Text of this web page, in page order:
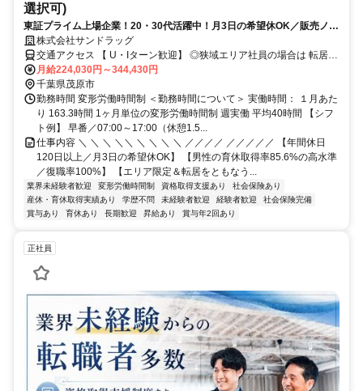
選択可)
東証プライム上場企業！20・30代活躍中！月3日の希望休OK／販売ノル
マなし／年収例32歳SV816万円／販促企画～商品管理など店舗運営がメ
インの仕事
株式会社サンドラッグ
交通アクセス 【 U・Iターン歓迎】 ◎狭域エリア社員の場合は 転居を
伴う転勤はありません。 ◎マイカー通勤OK
月給224,030円～344,430円
千葉県茂原市
勤務時間 変形労働時間制 ＜勤務時間について＞ 実働時間： １月あた
り 163.3時間 1ヶ月単位の変形労働時間制 週実働 平均40時間 【シフ
ト例】 早番／07:00～17:00（休憩1.5...
仕事内容 ＼ ＼ ＼ ＼＼ ＼ ＼ ＼ ＼ ／／／／ ／／／／／ 【年間休日
120日以上／月3日の希望休OK】 【男性の育休取得率85.6%の高水準
／復職率100%】 【エリア限定＆転居をともなう...
業界未経験者歓迎 変形労働時間制 資格取得支援あり
社会保険あり
産休・育休取得実績あり
学歴不問 未経験者歓迎 経験者歓迎
社会保険完備
賞与あり
育休あり 長期歓迎 昇給あり 賞与年2回あり
正社員